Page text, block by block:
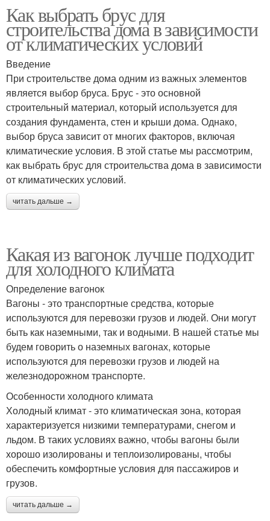
Как выбрать брус для
строительства дома в зависимости
от климатических условий
Введение
При строительстве дома одним из важных элементов
является выбор бруса. Брус - это основной
строительный материал, который используется для
создания фундамента, стен и крыши дома. Однако,
выбор бруса зависит от многих факторов, включая
климатические условия. В этой статье мы рассмотрим,
как выбрать брус для строительства дома в зависимости
от климатических условий.
читать дальше →
Какая из вагонок лучше подходит
для холодного климата
Определение вагонок
Вагоны - это транспортные средства, которые
используются для перевозки грузов и людей. Они могут
быть как наземными, так и водными. В нашей статье мы
будем говорить о наземных вагонах, которые
используются для перевозки грузов и людей на
железнодорожном транспорте.
Особенности холодного климата
Холодный климат - это климатическая зона, которая
характеризуется низкими температурами, снегом и
льдом. В таких условиях важно, чтобы вагоны были
хорошо изолированы и теплоизолированы, чтобы
обеспечить комфортные условия для пассажиров и
грузов.
читать дальше →